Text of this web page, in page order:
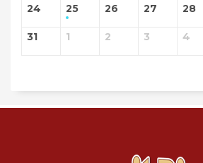
24 25 26 27 28
31 1 2 3 4